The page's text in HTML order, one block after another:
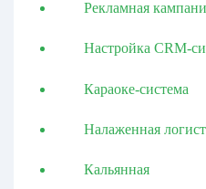
Рекламная
Настройка CRM-
Караоке-система
Налаженная
Кальянная